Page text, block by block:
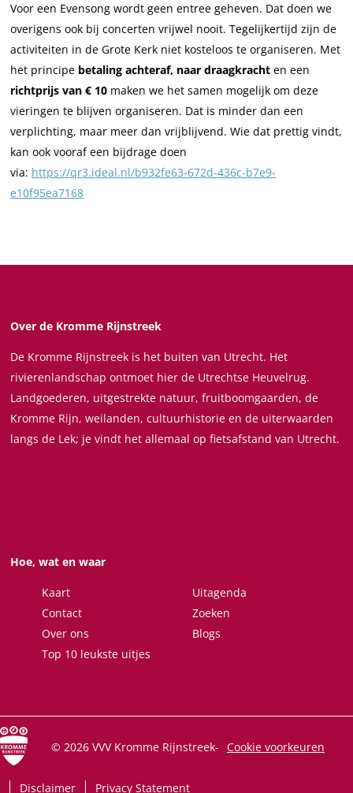
i
n
n
t
h
e
F
i
s
n
r
e
w
E
a
r
t
i
n
i
n
t
h
e
F
l
|
n
d
r
e
w
a
r
t
i
n
i
n
t
h
e
e
s
A
n
d
r
e
s
a
r
t
i
n
i
n
h
e
s
A
n
d
r
e
s
Voor een Evensong wordt geen entree geheven. Dat doen we
overigens ook bij concerten vrijwel nooit. Tegelijkertijd zijn de
activiteiten in de Grote Kerk niet kosteloos te organiseren. Met
het principe betaling achteraf, naar draagkracht en een
richtprijs van € 10 maken we het samen mogelijk om deze
vieringen te blijven organiseren. Dat is minder dan een
verplichting, maar meer dan vrijblijvend. Wie dat prettig vindt,
kan ook vooraf een bijdrage doen
via: https://qr3.ideal.nl/b932fe63-672d-436c-b7e9-
e10f95ea7168
Over de Kromme Rijnstreek
De Kromme Rijnstreek is het buiten van Utrecht. Het
rivierenlandschap ontmoet hier de Utrechtse Heuvelrug.
Landgoederen, uitgestrekte natuur, fruitboomgaarden, de
Kromme Rijn, weilanden, cultuurhistorie en de uiterwaarden
langs de Lek; je vindt het allemaal op fietsafstand van Utrecht.
Hoe, wat en waar
Kaart
Uitagenda
Contact
Zoeken
Over ons
Blogs
Top 10 leukste uitjes
© 2026 VVV Kromme Rijnstreek- Cookie voorkeuren
Disclaimer Privacy Statement